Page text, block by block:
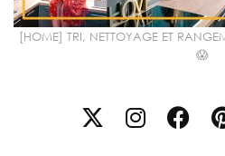
[HOME] TRI, NETTOYAGE ET
😱